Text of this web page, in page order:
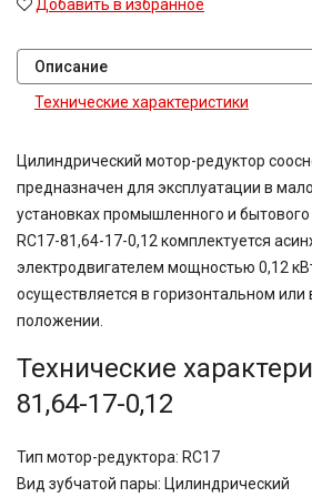
63
80,2
81,64
90,7
100
116,5
124,97
167,4
189
189,3
400
750
Добавить в избранное
Описание
Технические характеристики
Цилиндрический мотор-редуктор
предназначен для эксплуатации в
установках промышленного и
RC17-81,64-17-0,12 комплектуется
электродвигателем мощностью 0,12
осуществляется в горизонтальном или
положении.
Технические
81,64-17-0,12
Тип мотор-редуктора: RC17
Вид зубчатой пары: Цилиндрический